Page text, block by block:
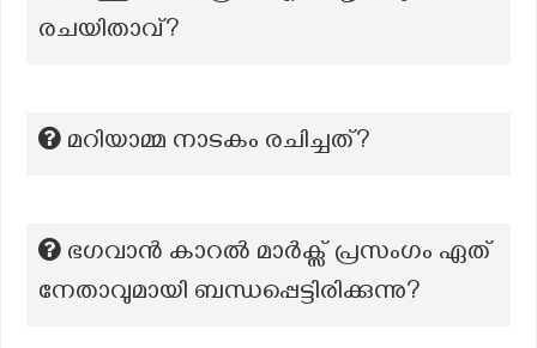
രചയിതാവ്?
മറിയാമ്മ നാടകം രചിച്ചത്?
ഭഗവാൻ കാറൽ മാർക്സ് പ്രസംഗം ഏത്
നേതാവുമായി ബന്ധപ്പെട്ടിരിക്കുന്നു?